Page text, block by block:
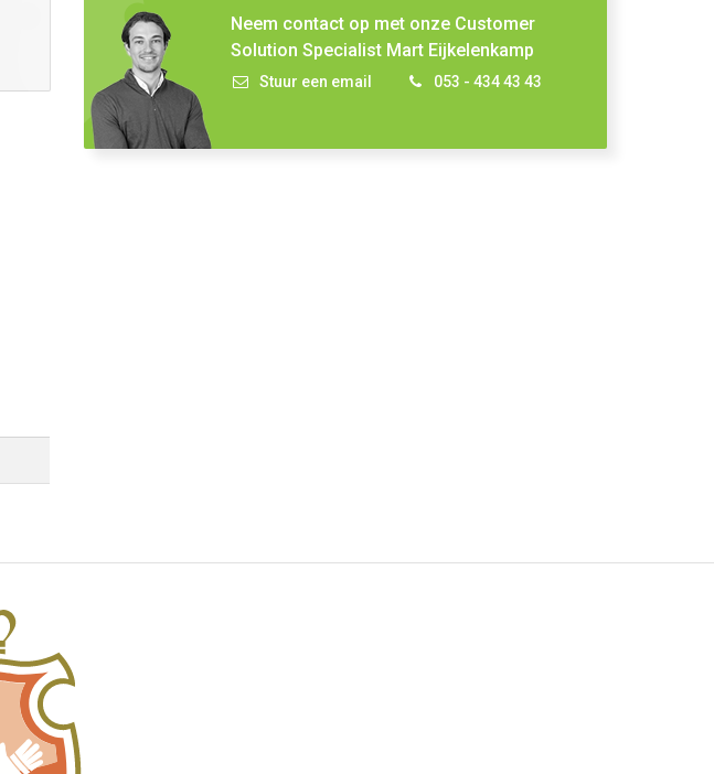
Neem contact op met onze Customer
Solution Specialist Mart Eijkelenkamp
Stuur een email 053 - 434 43 43